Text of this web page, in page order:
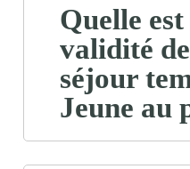
Quelle
validité
séjour
Jeune au